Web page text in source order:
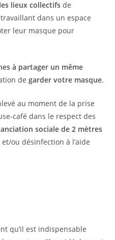
lieux collectifs de
dans un espace
leur masque pour
à partager un même
de garder votre masque.
au moment de la prise
café dans le respect des
sociale de 2 mètres
et/ou désinfection à l’aide
qu’il est indispensable